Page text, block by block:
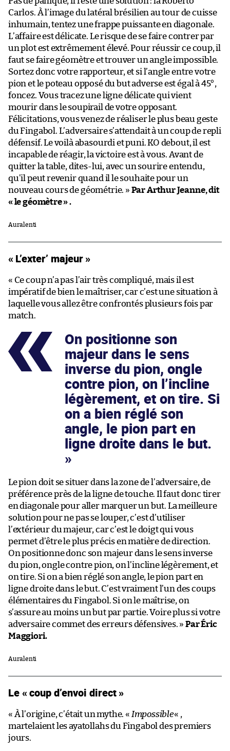
Carlos. À l’image du latéral brésilien au tour de cuisse
inhumain, tentez une frappe puissante en diagonale.
L’affaire est délicate. Le risque de se faire contrer par
un plot est extrêmement élevé. Pour réussir ce coup, il
faut se faire géomètre et trouver un angle impossible.
Sortez donc votre rapporteur, et si l’angle entre votre
pion et le poteau opposé du but adverse est égal à 45°,
foncez. Vous tracez une ligne délicate qui vient
mourir dans le soupirail de votre opposant.
Félicitations, vous venez de réaliser le plus beau geste
du Fingabol. L’adversaire s’attendait à un coup de repli
défensif. Le voilà abasourdi et puni. KO debout, il est
incapable de réagir, la victoire est à vous. Avant de
quitter la table, dites-lui, avec un sourire entendu,
qu’il peut revenir quand il le souhaite pour un
nouveau cours de géométrie. » Par Arthur Jeanne, dit
« le géomètre » .
Au ralenti
« L’exter’ majeur »
« Ce coup n’a pas l’air très compliqué, mais il est
impératif de bien le maîtriser, car c’est une situation à
laquelle vous allez être confrontés plusieurs fois par
match.
On positionne son
majeur dans le sens
inverse du pion, ongle
contre pion, on l’incline
légèrement, et on tire. Si
on a bien réglé son
angle, le pion part en
ligne droite dans le but.
Le pion doit se situer dans la zone de l’adversaire, de
préférence près de la ligne de touche. Il faut donc tirer
en diagonale pour aller marquer un but. La meilleure
solution pour ne pas se louper, c’est d’utiliser
l’extérieur du majeur, car c’est le doigt qui vous
permet d’être le plus précis en matière de direction.
On positionne donc son majeur dans le sens inverse
du pion, ongle contre pion, on l’incline légèrement, et
on tire. Si on a bien réglé son angle, le pion part en
ligne droite dans le but. C’est vraiment l’un des coups
élémentaires du Fingabol. Si on le maîtrise, on
s’assure au moins un but par partie. Voire plus si votre
adversaire commet des erreurs défensives. »Par Éric
Maggiori.
Au ralenti
Le « coup d’envoi direct »
« À l’origine, c’était un mythe. « Impossible« ,
martelaient les ayatollahs du Fingabol des premiers
jours.